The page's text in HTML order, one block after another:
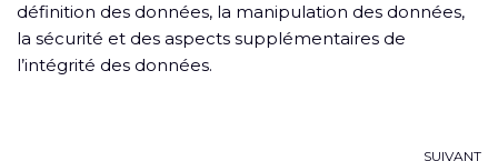
définition des données, la manipulation des données,
la sécurité et des aspects supplémentaires de
l’intégrité des données.
SUIVANT